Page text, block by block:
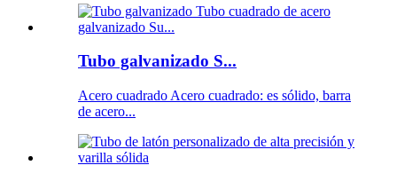
Tubo galvanizado S...
Acero cuadrado Acero cuadrado: es sólido, barra
de acero...